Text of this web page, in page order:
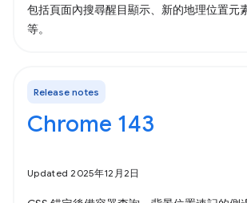
包括頁面內搜尋醒目顯示、新的地理位置元
等。
Release notes
Chrome 143
Updated 2025年12月2日